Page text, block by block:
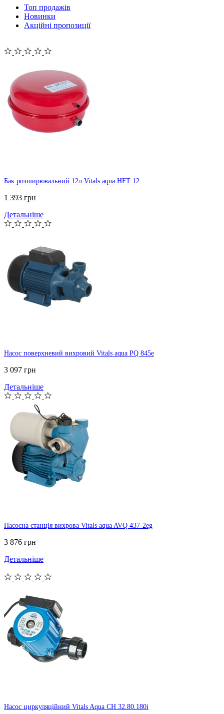
Топ продажів
Новинки
Акційні пропозиції
Бак розширювальний 12л Vitals aqua HFT 12
1 393 грн
Детальніше
Насос поверхневий вихровий Vitals aqua PQ 845e
3 097 грн
Детальніше
Насосна станція вихрова Vitals aqua AVQ 437-2eg
3 876 грн
Детальніше
Насос циркуляційний Vitals Aqua CH 32.80.180i